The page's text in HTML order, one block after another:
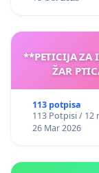
**PETICIJA ZA
ŽAR
113 potpisa
113 Potpisi / 12
26 Mar 2026